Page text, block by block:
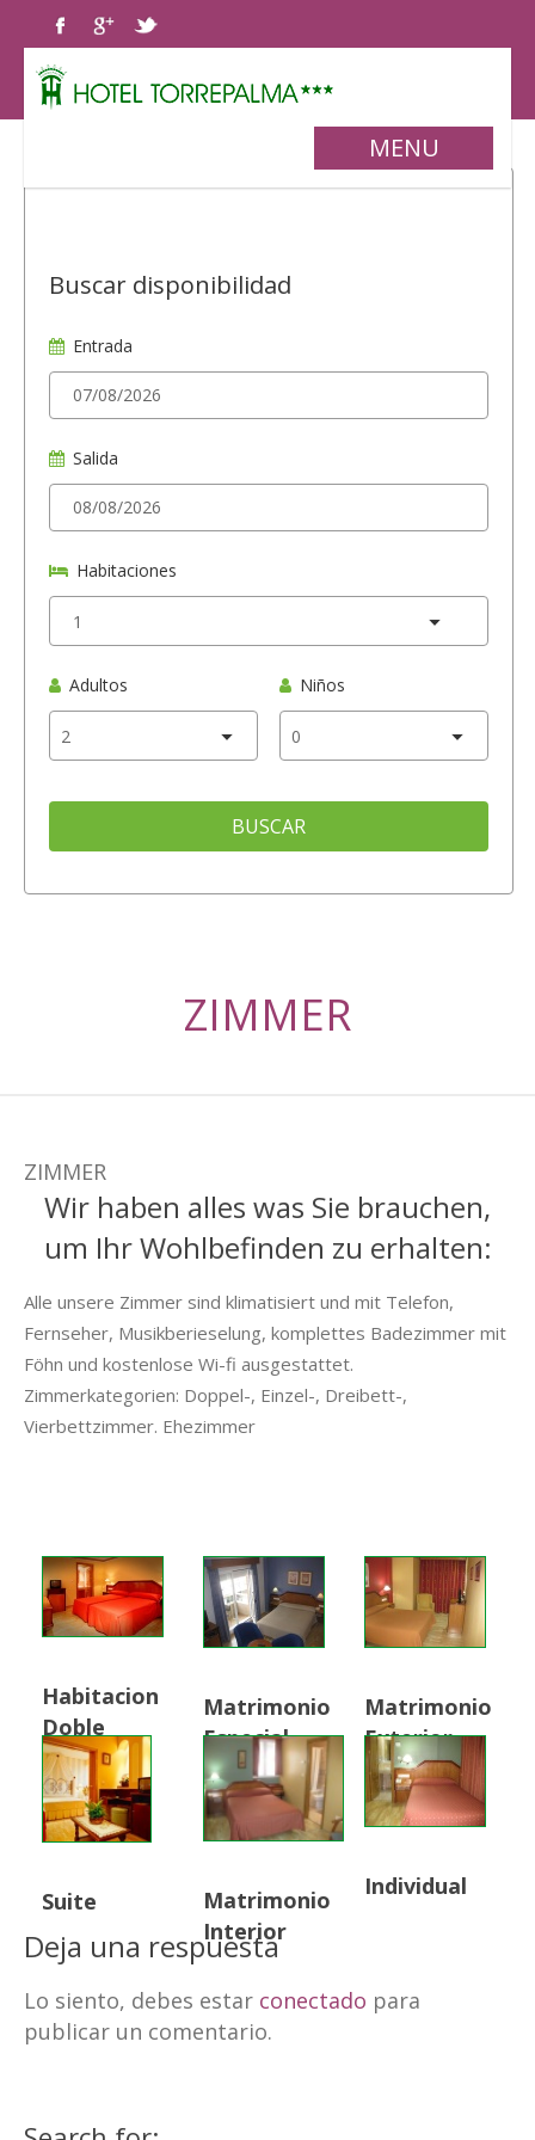
MENU
Buscar disponibilidad
Entrada
Salida
Habitaciones
Adultos Niños
BUSCAR
ZIMMER
ZIMMER
Wir haben alles was Sie brauchen,
um Ihr Wohlbefinden zu erhalten:
Alle unsere Zimmer sind klimatisiert und mit Telefon,
Fernseher, Musikberieselung, komplettes Badezimmer mit
Föhn und kostenlose Wi-fi ausgestattet.
Zimmerkategorien: Doppel-, Einzel-, Dreibett-,
Vierbettzimmer. Ehezimmer
Habitacion
Doble
Matrimonio
Especial
Matrimonio
Exterior
Suite
Matrimonio
Interior
Individual
Deja una respuesta
Lo siento, debes estar conectado para
publicar un comentario.